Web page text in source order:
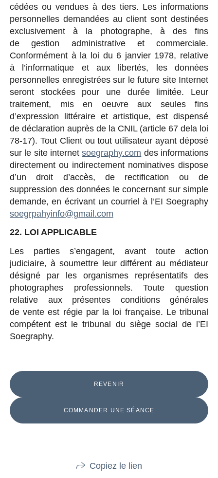
cédées ou vendues à des tiers. Les informations
personnelles demandées au client sont destinées
exclusivement à la photographe, à des fins
de gestion administrative et commerciale.
Conformément à la loi du 6 janvier 1978, relative
à l’informatique et aux libertés, les données
personnelles enregistrées sur le future site Internet
seront stockées pour une durée limitée. Leur
traitement, mis en oeuvre aux seules fins
d’expression littéraire et artistique, est dispensé
de déclaration auprès de la CNIL (article 67 dela loi
78-17). Tout Client ou tout utilisateur ayant déposé
sur le site internetsoegraphy.com des informations
directement ou indirectement nominatives dispose
d’un droit d’accès, de rectification ou de
suppression des données le concernant sur simple
demande, en écrivant un courriel à l’EI Soegraphy
soegrpahyinfo@gmail.com
22. LOI APPLICABLE
Les parties s’engagent, avant toute action
judiciaire, à soumettre leur différent au médiateur
désigné par les organismes représentatifs des
photographes professionnels. Toute question
relative aux présentes conditions générales
de vente est régie par la loi française. Le tribunal
compétent est le tribunal du siège social de l’EI
Soegraphy.
REVENIR
COMMANDER UNE SÉANCE
Copiez le lien